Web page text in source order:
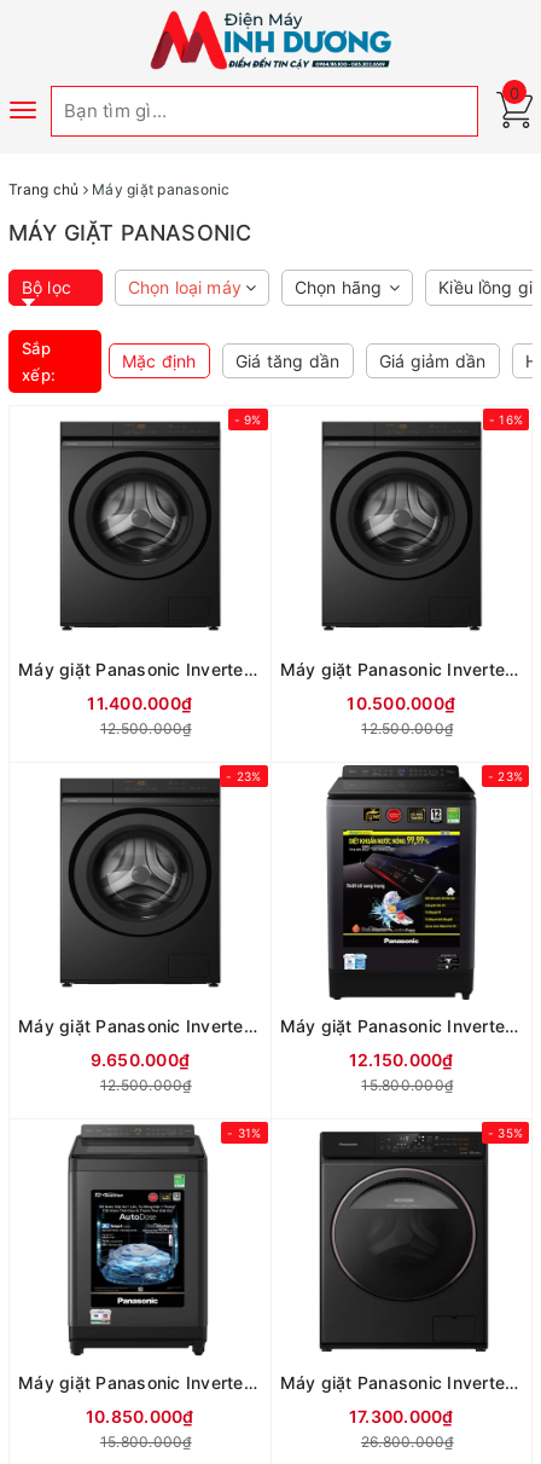
Toggle
0
Trang chủ Máy giặt panasonic
MÁY GIẶT PANASONIC
Bộ lọc Chọn loại máy Chọn hãng Kiều lồng
Sắp
xếp:
Mặc định Giá tăng dần Giá giảm dần
- 9%
Máy giặt Panasonic Inverter 12 kg NA-24VDG1BVT (Mới 2026)
11.400.000₫
12.500.000₫
- 16%
Máy giặt Panasonic Inverter 11 kg NA-22VDG1BVT (Mới 2026)
10.500.000₫
12.500.000₫
- 23%
Máy giặt Panasonic Inverter 10 kg NA-20VDG1BVT (Mới 2026)
9.650.000₫
12.500.000₫
- 23%
Máy giặt Panasonic Inverter 12.5 Kg NA-FD125V1BV
12.150.000₫
15.800.000₫
- 31%
Máy giặt Panasonic Inverter lồng đứng 10.5kg NA-FD105W3BV
10.850.000₫
15.800.000₫
- 35%
Máy giặt Panasonic Inverter giặt 10 kg - sấy 6 kg NA-S106FR1PV
17.300.000₫
26.800.000₫